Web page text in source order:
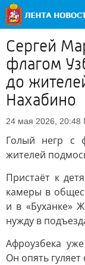
Сергей
флагом
до
Нахабино
24 мая 2026, 20:48
Голый негр с
жителей
Пристаёт к
камеры в
и в «Буханке»
нужду в
Афроузбека
Он опять гуляет